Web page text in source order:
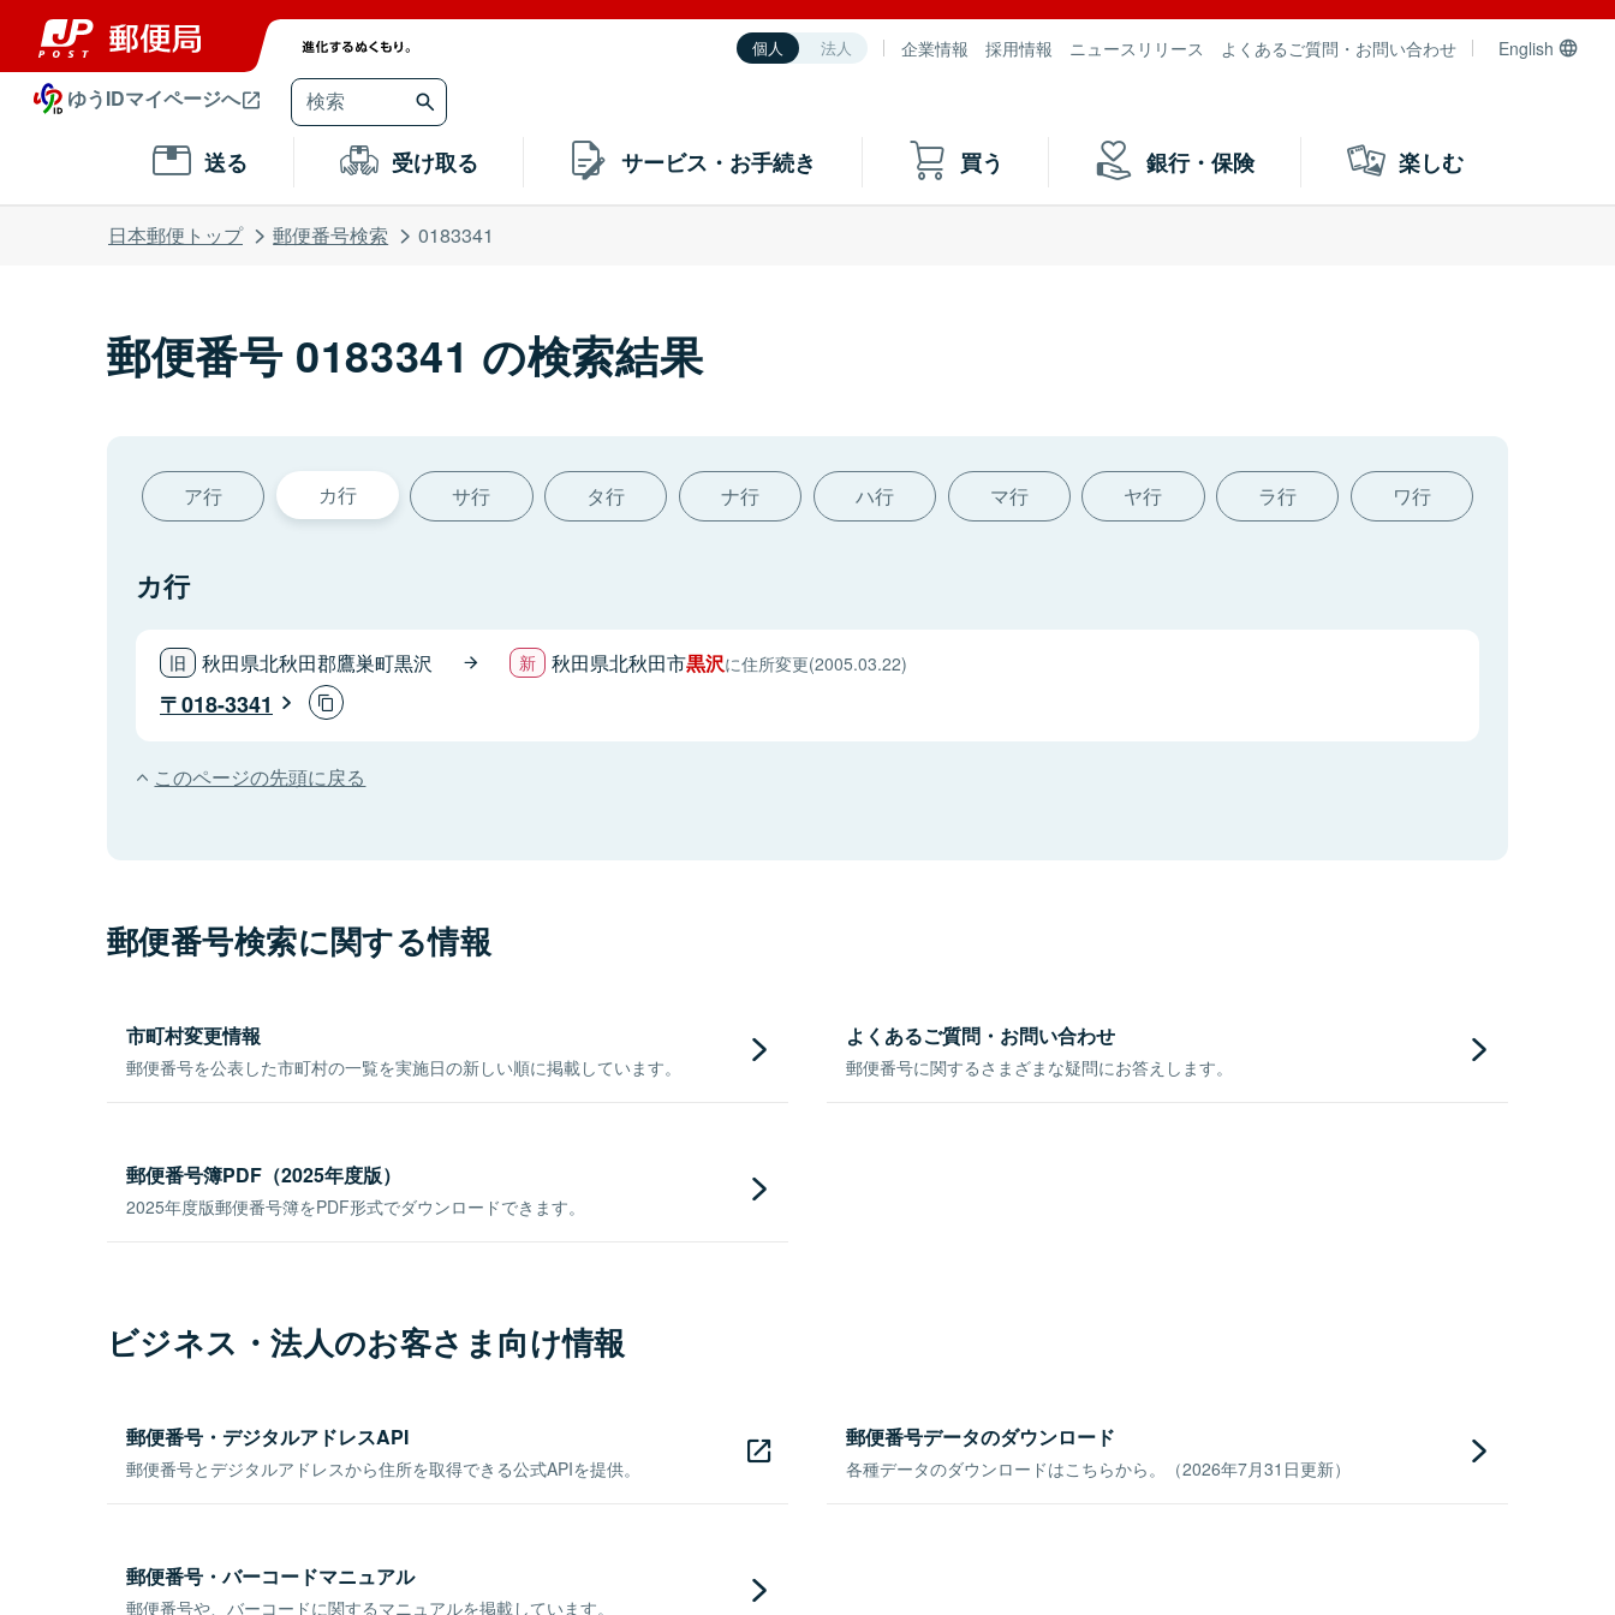
個人 法人 企業情報 採用情報 ニュースリリース よくあるご質問・お問い合わせ English
ゆうIDマイページへ
送る 受け取る サービス・お手続き 買う 銀行・保険 楽しむ
日本郵便トップ 郵便番号検索 0183341
郵便番号 0183341 の検索結果
ア行 カ行 サ行 タ行 ナ行 ハ行 マ行 ヤ行 ラ行 ワ行
カ行
秋田県北秋田郡鷹巣町黒沢 秋田県北秋田市黒沢に住所変更(2005.03.22)
018-3341
このページの先頭に戻る
郵便番号検索に関する情報
市町村変更情報
郵便番号を公表した市町村の一覧を実施日の新しい順に掲載しています。
よくあるご質問・お問い合わせ
郵便番号に関するさまざまな疑問にお答えします。
郵便番号簿PDF（2025年度版）
2025年度版郵便番号簿をPDF形式でダウンロードできます。
ビジネス・法人のお客さま向け情報
郵便番号・デジタルアドレスAPI
郵便番号とデジタルアドレスから住所を取得できる公式APIを提供。
郵便番号データのダウンロード
各種データのダウンロードはこちらから。（2026年7月31日更新）
郵便番号・バーコードマニュアル
郵便番号や、バーコードに関するマニュアルを掲載しています。